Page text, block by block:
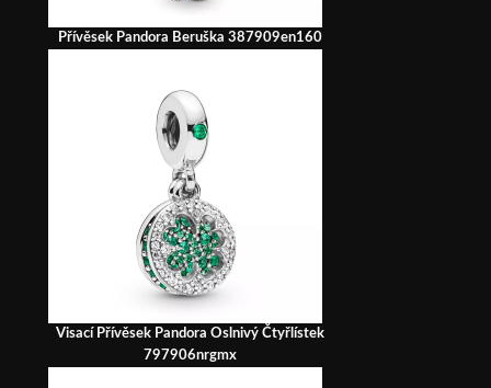
Přívěsek Pandora Beruška 387909en160
Visací Přívěsek Pandora Oslnivý Čtyřlístek
797906nrgmx